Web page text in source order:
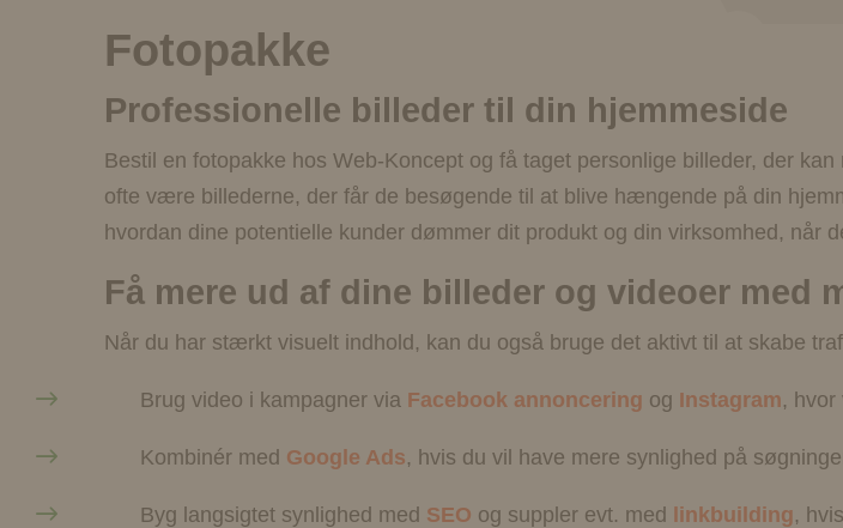
Fotopakke
Professionelle billeder til din hjemmeside
Bestil en fotopakke hos Web-Koncept og få taget personlige billeder, der
ofte være billederne, der får de besøgende til at blive hængende på din
hvordan dine potentielle kunder dømmer dit produkt og din virksomhed, når
Få mere ud af dine billeder og videoer med
Når du har stærkt visuelt indhold, kan du også bruge det aktivt til at skabe
Brug video i kampagner via Facebook annoncering og Instagram,
Kombinér med Google Ads, hvis du vil have mere synlighed på
Byg langsigtet synlighed med SEO og suppler evt. med linkbuilding,